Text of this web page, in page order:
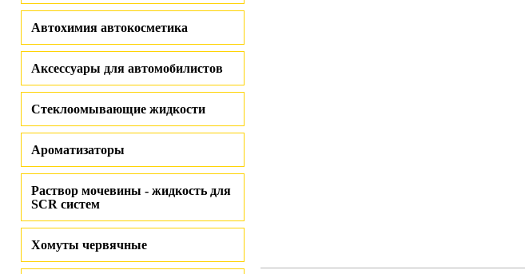
Автохимия автокосметика
Аксессуары для автомобилистов
Стеклоомывающие жидкости
Ароматизаторы
Раствор мочевины - жидкость для
SCR систем
Хомуты червячные